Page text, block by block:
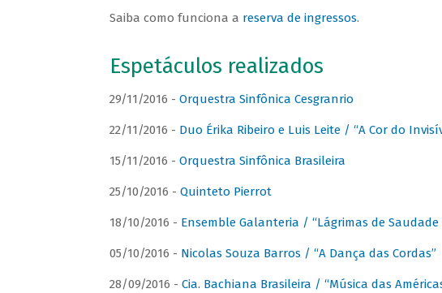
Saiba como funciona a reserva de ingressos.
Espetáculos realizados
29/11/2016 - Orquestra Sinfônica Cesgranrio
22/11/2016 - Duo Érika Ribeiro e Luis Leite / “A Cor do
15/11/2016 - Orquestra Sinfônica Brasileira
25/10/2016 - Quinteto Pierrot
18/10/2016 - Ensemble Galanteria / “Lágrimas de Saudade
05/10/2016 - Nicolas Souza Barros / “A Dança das Cordas”
28/09/2016 - Cia. Bachiana Brasileira / “Música das